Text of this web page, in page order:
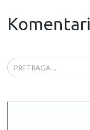
Komentari